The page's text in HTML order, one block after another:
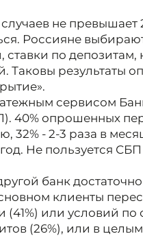
не превышает
Россияне
по депозитам,
результаты
сервисом
40% опрошенных
- 2-3 раза в
Не пользуется
банк
клиенты
или условий по
(26%), или в